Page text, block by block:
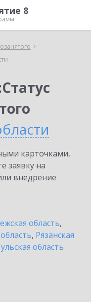
8
карточками,
заявку на
внедрение
область,
, Рязанская
область